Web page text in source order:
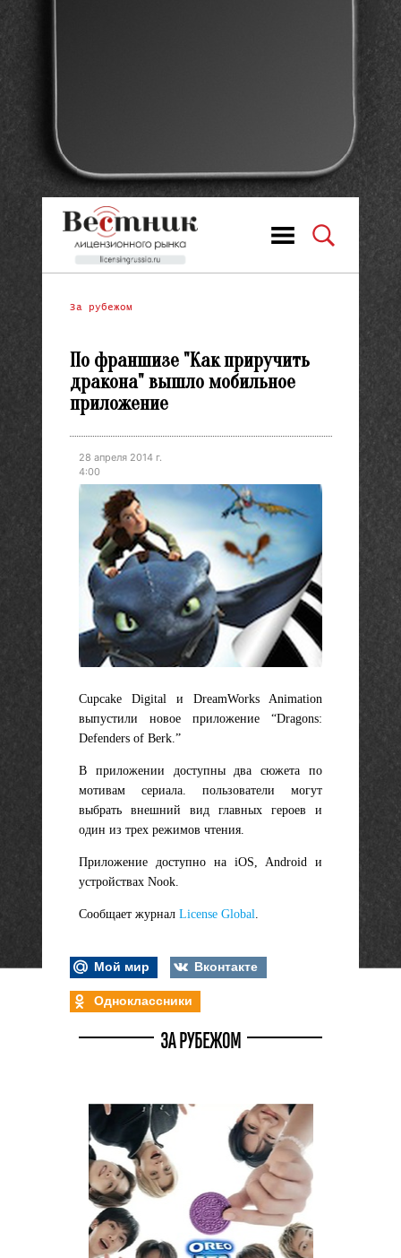
За рубежом
По франшизе "Как приручить
дракона" вышло мобильное
приложение
28 апреля 2014 г.
4:00
Cupcake Digital и DreamWorks Animation
выпустили новое приложение “Dragons:
Defenders of Berk.”
В приложении доступны два сюжета по
мотивам сериала. пользователи могут
выбрать внешний вид главных героев и
один из трех режимов чтения.
Приложение доступно на iOS, Android и
устройствах Nook.
Сообщает журнал License Global
Мой мир
Вконтакте
Одноклассники
ЗА РУБЕЖОМ